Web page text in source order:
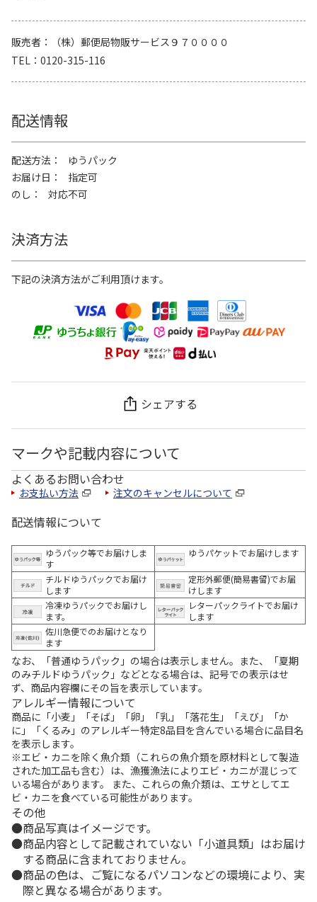
販売者
（株）郵便局物販サービス９７００００
TEL
0120-315-116
配送情報
配送方法
ゆうパック
お届け日
指定可
のし
対応不可
決済方法
下記の決済方法がご利用頂けます。
シェアする
マークや記載内容について
よくあるお問い合わせ
お支払い方法 注文のキャンセルについて
配送情報について
ゆうパック等でお届けしま
す
ゆうパケットでお届けします
チルドゆうパックでお届け
します
定形外郵便(簡易書留)でお届
けします
冷凍ゆうパックでお届けし
ます。
レターパックライトでお届け
します
佐川急便でのお届けとなり
ます
なお、「普通ゆうパック」の場合は表示しません。また、「夏期
のみチルドゆうパック」などとなる場合は、記号での表示はせ
ず、商品内容欄にその旨を表示しています。
アレルギー情報について
商品に「小麦」「そば」「卵」「乳」「落花生」「えび」「か
に」「くるみ」のアレルギー特定8品目を含んでいる場合に品目名
を表示します。
※エビ・カニを除く魚介類（これらの魚介類を原材料として製造
された加工品も含む）は、漁獲漁法によりエビ・カニが混じって
いる場合があります。 また、これらの魚介類は、エサとしてエ
ビ・カニを食べている可能性があります。
その他
商品写真はイメージです。
商品内容として記載されていない「小道具類」はお届け
する商品に含まれておりません。
商品の色は、ご覧になるパソコンなどの環境により、実
際と異なる場合があります。